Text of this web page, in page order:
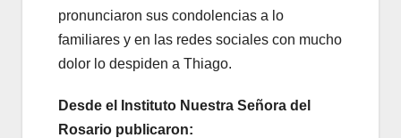
pronunciaron sus condolencias a lo
familiares y en las redes sociales con mucho
dolor lo despiden a Thiago.
Desde el Instituto Nuestra Señora del
Rosario publicaron: